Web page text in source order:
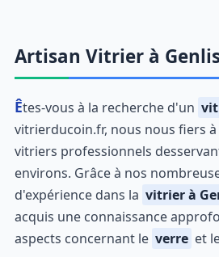
Artisan Vitrier à
Êtes-vous à la recherche d'un
vitrierducoin.fr, nous nous fiers
vitriers professionnels
environs. Grâce à nos
d'expérience dans la vitrier à
acquis une connaissance
aspects concernant le verre et